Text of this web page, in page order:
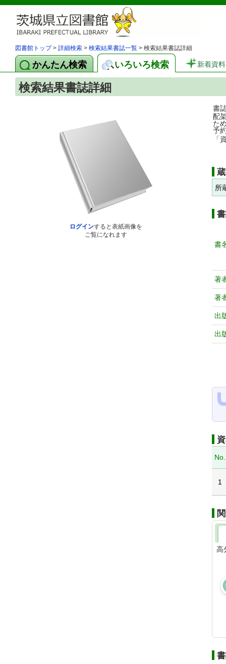
図書館トップ> 詳細検索 > 検索結果書誌一覧 > 検索結果書誌詳細
かんたん検索 いろいろ検索 新着資料
検索結果書誌詳細
ログインすると表紙画像を
ご覧になれます
書
配
た
予
「
所
書
著
著
出
出
No.
1
高